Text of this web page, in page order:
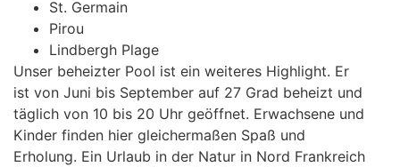
St. Germain
Pirou
Lindbergh Plage
Unser beheizter Pool ist ein weiteres Highlight. Er
ist von Juni bis September auf 27 Grad beheizt und
täglich von 10 bis 20 Uhr geöffnet. Erwachsene und
Kinder finden hier gleichermaßen Spaß und
Erholung. Ein Urlaub in der Natur in Nord Frankreich